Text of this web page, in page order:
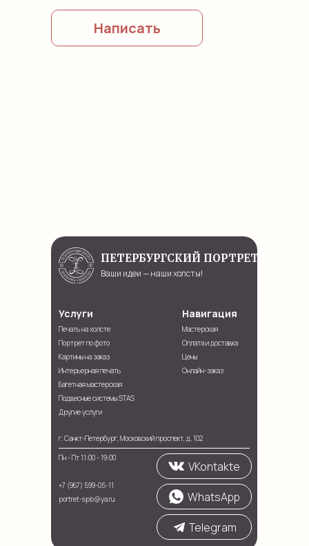
Написать
ПЕТЕРБУРГСКИЙ ПОРТРЕТ
Ваши идеи — наши холсты!
Услуги
Картины на заказ
Печать на холсте
Портрет по фото
Интерьерная печать
Багетная мастерская
Подвесные системы STAS
Другие услуги
Навигация
Мастерская
Оплата и доставка
Цены
Онлайн-заказ
г. Санкт-Петербург, Московский проспект, д. 102
Пн - Пт 11:00 - 19:00
+7 (967) 599-05-11
portret-spb@ya.ru
VKontakte
Telegram
WhatsApp